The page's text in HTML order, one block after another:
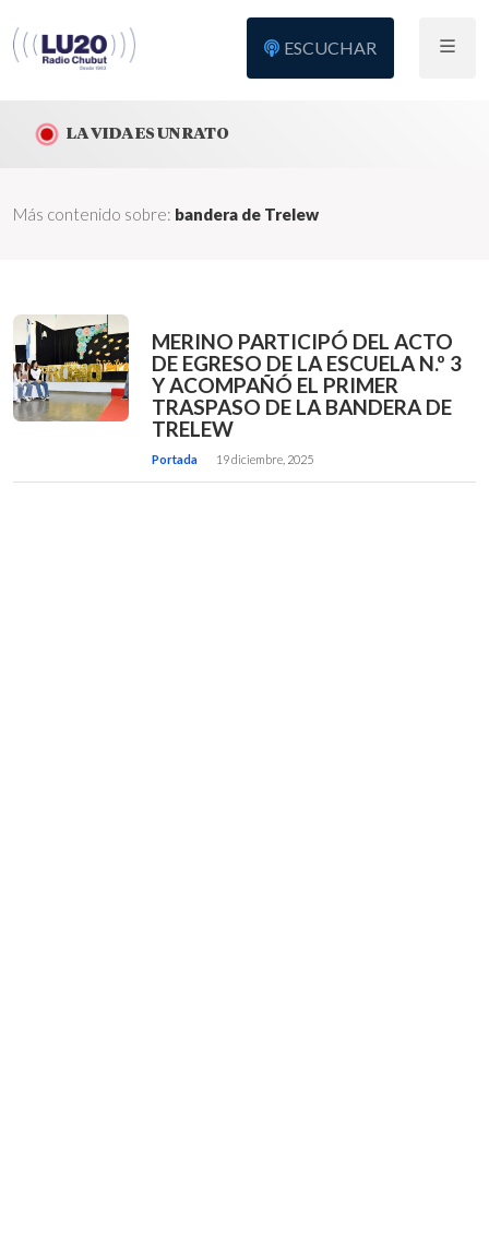
ESCUCHAR
LA VIDA ES UN RATO
Más contenido sobre: bandera de Trelew
MERINO PARTICIPÓ DEL ACTO
DE EGRESO DE LA ESCUELA N.º 3
Y ACOMPAÑÓ EL PRIMER
TRASPASO DE LA BANDERA DE
TRELEW
Portada 19 diciembre, 2025